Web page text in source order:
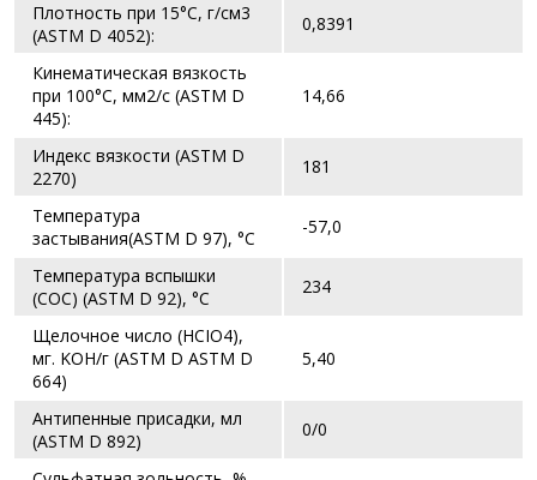
Плотность при 15°C, г/см3
(ASTM D 4052):
0,8391
Кинематическая вязкость
при 100°C, мм2/с (ASTM D
445):
14,66
Индекс вязкости (ASTM D
2270)
181
Температура
застывания(ASTM D 97), °C
-57,0
Температура вспышки
(COC) (ASTM D 92), °C
234
Щелочное число (HCIO4),
мг. KOH/г (ASTM D ASTM D
664)
5,40
Антипенные присадки, мл
(ASTM D 892)
0/0